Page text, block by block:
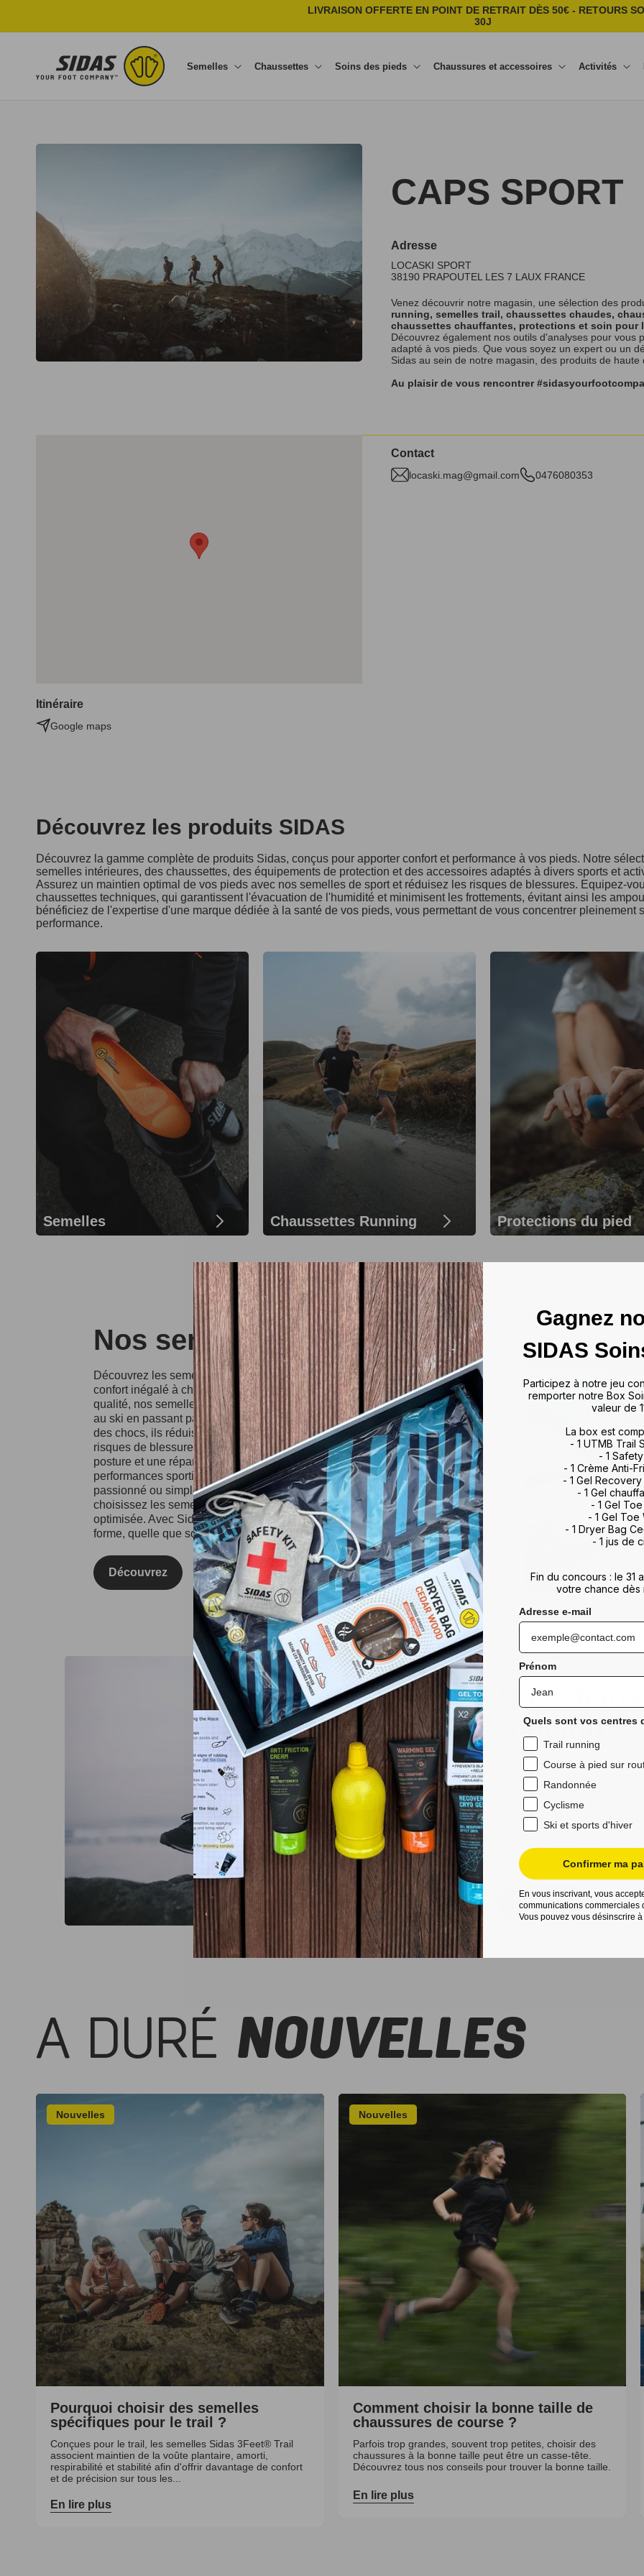
LIVRAISON OFFERTE EN POINT DE RETRAIT DÈS 50€ - RETOURS
30J
Semelles Chaussettes Soins des pieds Chaussures et accessoires Activités
CAPS SPORT
Adresse
LOCASKI SPORT
38190 PRAPOUTEL LES 7 LAUX FRANCE
Venez découvrir notre magasin, une sélection des
running, semelles trail, chaussettes chaudes,
chaussettes chauffantes, protections et soin pour
Découvrez également nos outils d'analyses pour
adapté à vos pieds. Que vous soyez un expert ou un
Sidas au sein de notre magasin, des produits de
Au plaisir de vous rencontrer
Itinéraire
Google maps
Contact
locaski.mag@gmail.com 0476080353
Découvrez les produits SIDAS
Découvrez la gamme complète de produits Sidas, conçus pour apporter confort et performance à vos pieds. Notre
semelles intérieures, des chaussettes, des équipements de protection et des accessoires adaptés à divers sports et
Assurez un maintien optimal de vos pieds avec nos semelles de sport et réduisez les risques de blessures. Equipez-
chaussettes techniques, qui garantissent l'évacuation de l'humidité et minimisent les frottements, évitant ainsi les
bénéficiez de l'expertise d'une marque dédiée à la santé de vos pieds, vous permettant de vous concentrer pleinement
performance.
Semelles Chaussettes Running Protections du pied
Nos semelles Sidas
Découvrez les semelles Sidas, conçues pour offrir un maintien optimal et un
confort inégalé à chaque pas. Fabriquées à partir de matériaux de haute
qualité, nos semelles conviennent à divers sports et activités, allant du tennis
au ski en passant par la course à pied. Grâce à leur technologie d'absorption
des chocs, ils réduisent l'impact sur vos articulations, minimisant ainsi les
risques de blessures. Les semelles Sidas favorisent également une meilleure
posture et une répartition équilibrée du poids, améliorant ainsi vos
performances sportives et votre confort au quotidien. Que vous soyez un sportif
passionné ou simplement à la recherche d'un meilleur maintien du pied,
choisissez les semelles Sidas pour une expérience de marche et de sport
optimisée. Avec Sidas, prenez soin de vos pieds et restez au top de votre
forme, quelle que soit l'activité !
Découvrez
Nos
running
Découvrez les chaussettes
confort exceptionnel lors
techniques, ils assurent
pieds au sec même lors
ergonomique et leurs
les ampoules, ce qui en
Choisissez Sidas pour vos
performances améliorées et
Découvrez
A DURÉ NOUVELLES
Nouvelles
Pourquoi choisir des semelles
spécifiques pour le trail ?
Conçues pour le trail, les semelles Sidas 3Feet® Trail
associent maintien de la voûte plantaire, amorti,
respirabilité et stabilité afin d'offrir davantage de confort
et de précision sur tous les...
En lire plus
Nouvelles
Comment choisir la bonne taille de
chaussures de course ?
Parfois trop grandes, souvent trop petites, choisir des
chaussures à la bonne taille peut être un casse-tête.
Découvrez tous nos conseils pour trouver la bonne taille.
En lire plus
Gagnez
SIDAS
Participez à notre jeu
remporter notre Box
valeur de
La box est
- 1 UTMB Trail
- 1
- 1 Crème Anti-
- 1 Gel
- 1 Gel
- 1 Gel
- 1 Gel Toe
- 1 Dryer Bag
- 1 jus de
Fin du concours : le 31
votre chance dès
Adresse e-mail
Prénom
Quels sont vos centres
Trail running
Course à pied sur
Randonnée
Cyclisme
Ski et sports d'hiver
Confirmer ma
En vous inscrivant, vous
communications commerciales
Vous pouvez vous désinscrire